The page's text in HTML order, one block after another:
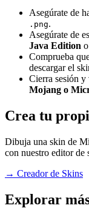
Asegúrate de
.png.
Asegúrate de
Java Edition o
Comprueba
descargar el
Cierra sesión y
Mojang o
Crea tu
Dibuja una skin de
con nuestro editor de
→ Creador de Skins
Explorar